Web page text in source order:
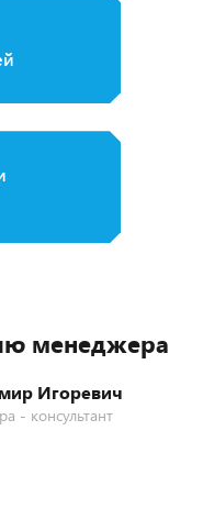
менеджера
Игоревич
- консультант